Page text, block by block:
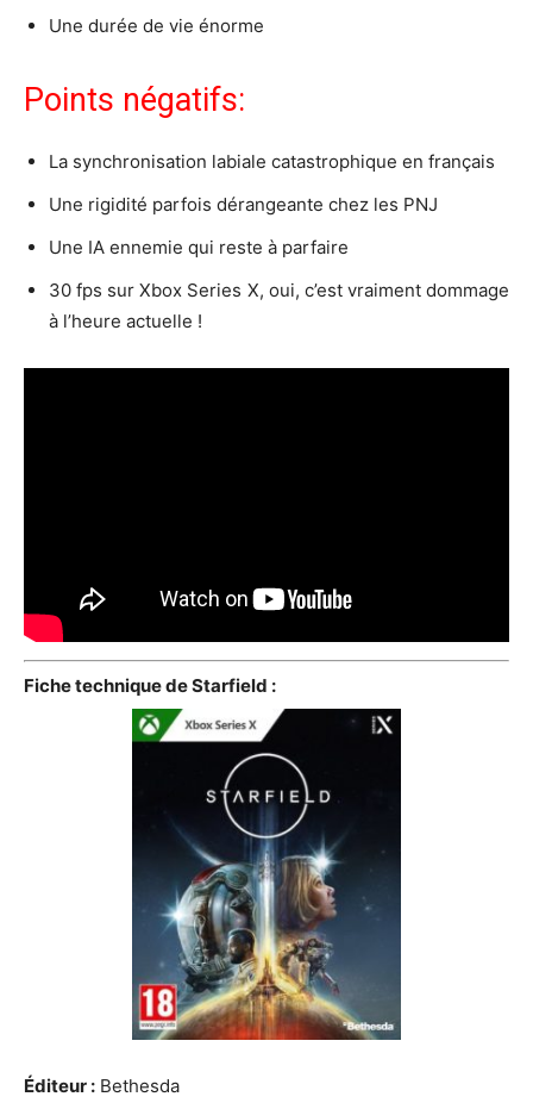
Une durée de vie énorme
Points négatifs:
La synchronisation labiale catastrophique en français
Une rigidité parfois dérangeante chez les PNJ
Une IA ennemie qui reste à parfaire
30 fps sur Xbox Series X, oui, c’est vraiment dommage
à l’heure actuelle !
Fiche technique de Starfield :
Éditeur : Bethesda